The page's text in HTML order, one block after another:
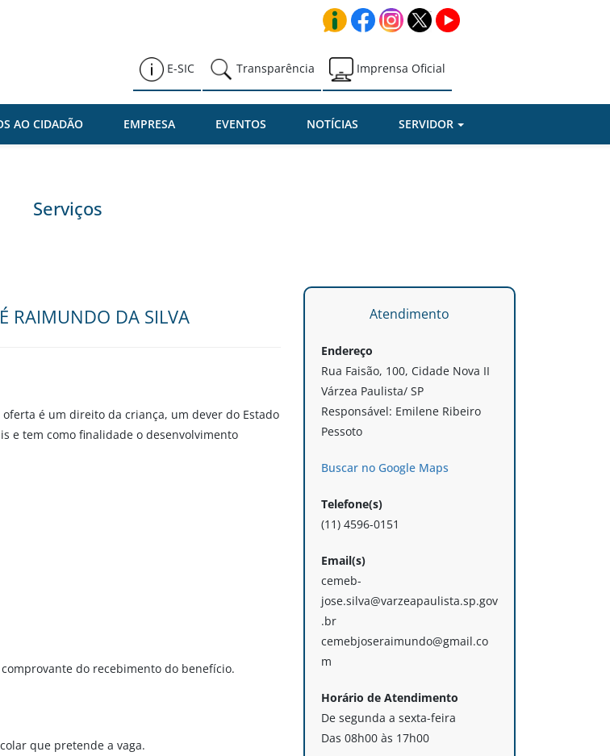
E-SIC Transparência Imprensa Oficial
AO CIDADÃO EMPRESA EVENTOS NOTÍCIAS SERVIDOR
Serviços
RAIMUNDO DA SILVA
é um direito da criança, um dever do Estado
e tem como finalidade o desenvolvimento
do recebimento do benefício.
que pretende a vaga.
Atendimento
Endereço
Rua Faisão, 100, Cidade Nova II
Várzea Paulista/ SP
Responsável: Emilene Ribeiro
Pessoto
Buscar no Google Maps
Telefone(s)
(11) 4596-0151
Email(s)
cemeb-
jose.silva@varzeapaulista.sp.gov
.br
cemebjoseraimundo@gmail.co
m
Horário de Atendimento
De segunda a sexta-feira
Das 08h00 às 17h00